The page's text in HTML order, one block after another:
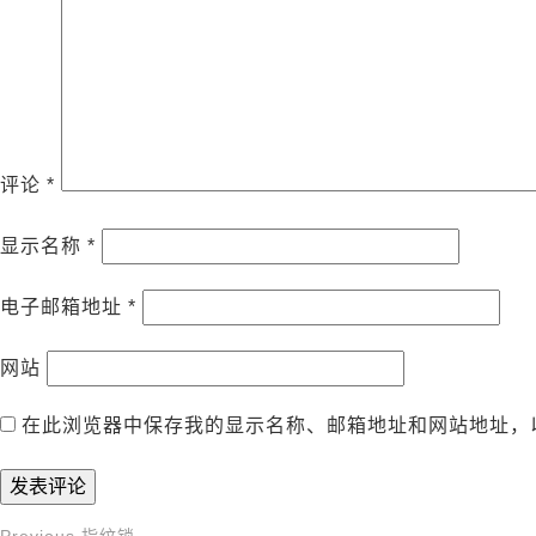
评论 *
显示名称 *
电子邮箱地址 *
网站
在此浏览器中保存我的显示名称、邮箱地址和网站地址，